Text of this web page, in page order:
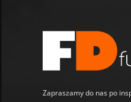
Zapraszamy do nas po